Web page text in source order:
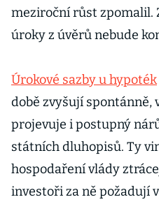
meziroční růst zpomalil.
úroky z úvěrů nebude
Úrokové sazby u hypoték
době zvyšují spontánně,
projevuje i postupný
státních dluhopisů. Ty
hospodaření vlády
investoři za ně požadují